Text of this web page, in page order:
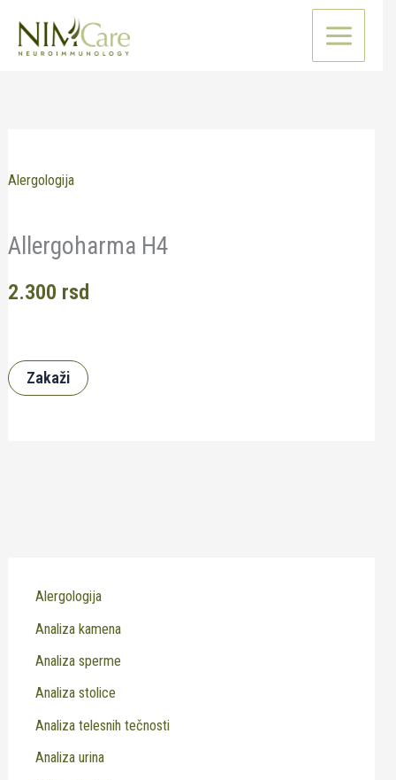
Alergologija
Allergoharma H4
2.300 rsd
Zakaži
Alergologija
Analiza kamena
Analiza sperme
Analiza stolice
Analiza telesnih tečnosti
Analiza urina